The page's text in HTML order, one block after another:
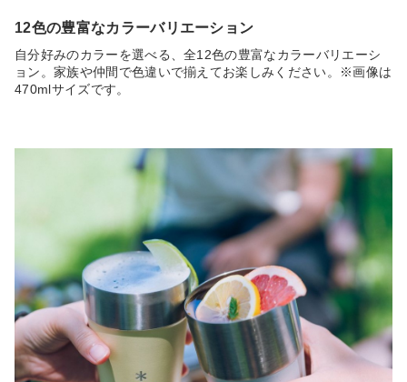
12色の豊富なカラーバリエーション
自分好みのカラーを選べる、全12色の豊富なカラーバリエーシ
ョン。家族や仲間で色違いで揃えてお楽しみください。※画像は
470mlサイズです。